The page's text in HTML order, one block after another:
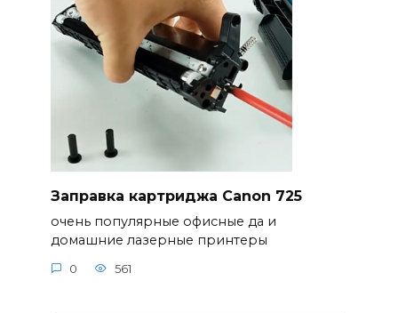
Заправка картриджа Canon 725
очень популярные офисные да и
домашние лазерные принтеры
0 561